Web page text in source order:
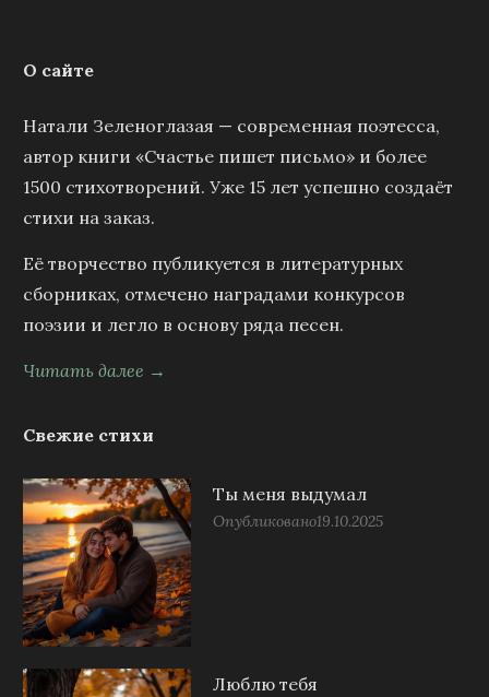
О сайте
Натали Зеленоглазая — современная поэтесса,
автор книги «Счастье пишет письмо» и более
1500 стихотворений. Уже 15 лет успешно создаёт
стихи на заказ.
Её творчество публикуется в литературных
сборниках, отмечено наградами конкурсов
поэзии и легло в основу ряда песен.
Читать далее →
Свежие стихи
Ты меня выдумал
Опубликовано19.10.2025
Люблю тебя